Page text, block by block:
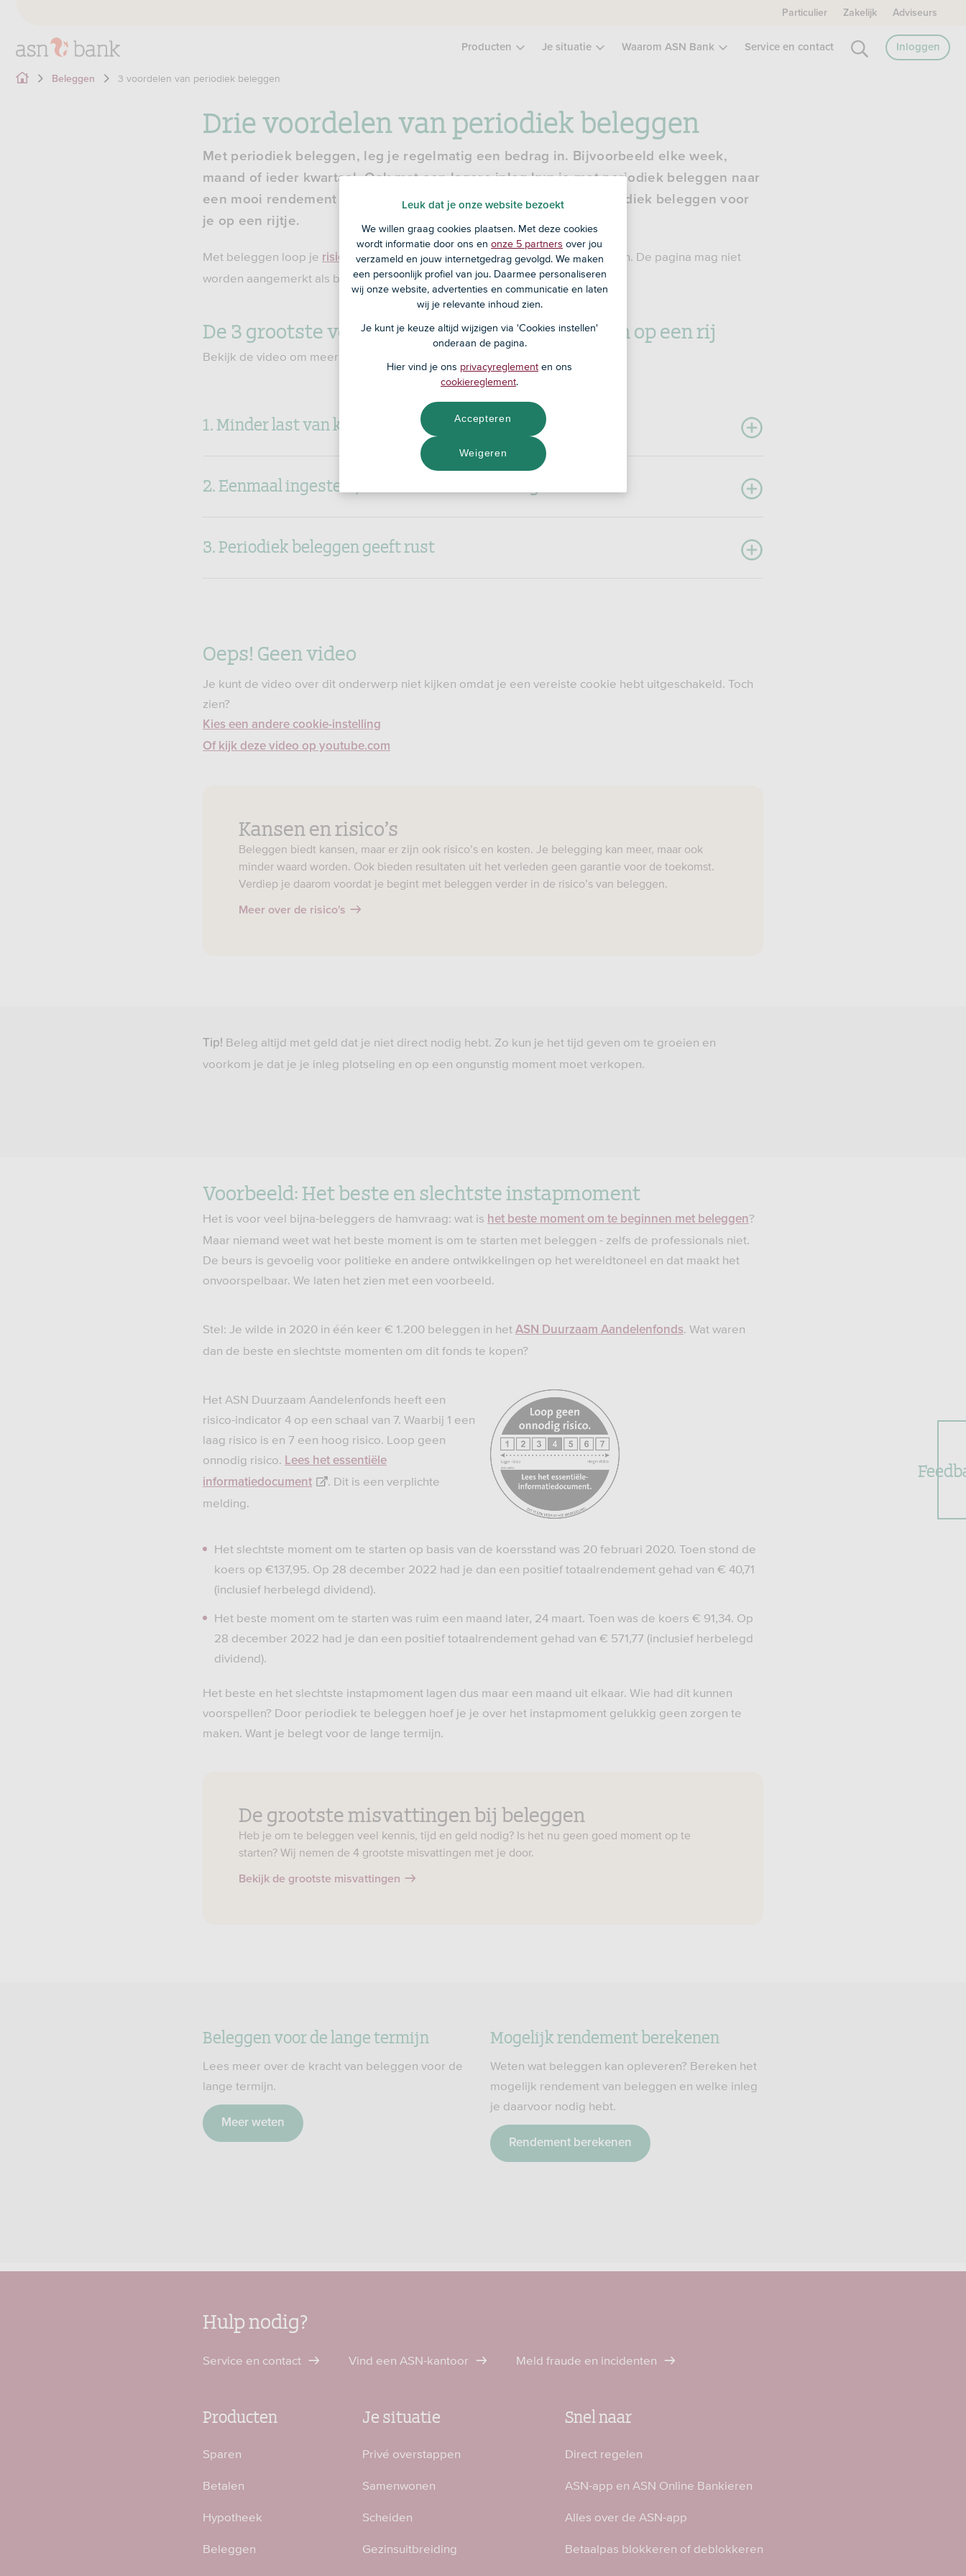
Particulier Zakelijk Adviseurs
Producten Je situatie Waarom ASN Bank Service en contact Inloggen
Beleggen 3 voordelen van periodiek beleggen
Drie voordelen van periodiek beleggen
Met periodiek beleggen, leg je regelmatig een bedrag in. Bijvoorbeeld elke week,
maand of ieder kwartaal. Ook met een lagere inleg kun je met periodiek beleggen naar
een mooi rendement toewerken. We zetten 3 voordelen van periodiek beleggen voor
je op een rijtje.
Met beleggen loop je risico en maak jekosten. Je kunt je inleg (deels) verliezen. De pagina mag niet
worden aangemerkt als beleggingsadvies.
De 3 grootste voordelen van periodiek beleggen op een rij
Bekijk de video om meer te weten te komen over de voordelen.
1. Minder last van koersschommelingen
2. Eenmaal ingesteld, betekent niet meer vergeten
3. Periodiek beleggen geeft rust
Oeps! Geen video
Je kunt de video over dit onderwerp niet kijken omdat je een vereiste cookie hebt uitgeschakeld. Toch
zien?
Kies een andere cookie-instelling
Of kijk deze video op youtube.com
Kansen en risico’s
Beleggen biedt kansen, maar er zijn ook risico’s en kosten. Je belegging kan meer, maar ook
minder waard worden. Ook bieden resultaten uit het verleden geen garantie voor de toekomst.
Verdiep je daarom voordat je begint met beleggen verder in de risico’s van beleggen.
Meer over de risico's
Tip! Beleg altijd met geld dat je niet direct nodig hebt. Zo kun je het tijd geven om te groeien en
voorkom je dat je je inleg plotseling en op een ongunstig moment moet verkopen.
Voorbeeld: Het beste en slechtste instapmoment
Het is voor veel bijna-beleggers de hamvraag: wat is het beste moment om te beginnen met beleggen?
Maar niemand weet wat het beste moment is om te starten met beleggen - zelfs de professionals niet.
De beurs is gevoelig voor politieke en andere ontwikkelingen op het wereldtoneel en dat maakt het
onvoorspelbaar. We laten het zien met een voorbeeld.
Stel: Je wilde in 2020 in één keer € 1.200 beleggen in het ASN Duurzaam Aandelenfonds. Wat waren
dan de beste en slechtste momenten om dit fonds te kopen?
Het ASN Duurzaam Aandelenfonds heeft een
risico-indicator 4 op een schaal van 7. Waarbij 1 een
laag risico is en 7 een hoog risico. Loop geen
onnodig risico. Lees het essentiële
informatiedocument
. Dit is een verplichte
melding.
Het slechtste moment om te starten op basis van de koersstand was 20 februari 2020. Toen stond de
koers op €137,95. Op 28 december 2022 had je dan een positief totaalrendement gehad van € 40,71
(inclusief herbelegd dividend).
Het beste moment om te starten was ruim een maand later, 24 maart. Toen was de koers € 91,34. Op
28 december 2022 had je dan een positief totaalrendement gehad van € 571,77 (inclusief herbelegd
dividend).
Het beste en het slechtste instapmoment lagen dus maar een maand uit elkaar. Wie had dit kunnen
voorspellen? Door periodiek te beleggen hoef je je over het instapmoment gelukkig geen zorgen te
maken. Want je belegt voor de lange termijn.
De grootste misvattingen bij beleggen
Heb je om te beleggen veel kennis, tijd en geld nodig? Is het nu geen goed moment op te
starten? Wij nemen de 4 grootste misvattingen met je door.
Bekijk de grootste misvattingen
Beleggen voor de lange termijn
Lees meer over de kracht van beleggen voor de
lange termijn.
Meer weten
Mogelijk rendement berekenen
Weten wat beleggen kan opleveren? Bereken het
mogelijk rendement van beleggen en welke inleg
je daarvoor nodig hebt.
Rendement berekenen
Hulp nodig?
Service en contact Vind een ASN-kantoor Meld fraude en incidenten
Producten
Sparen
Betalen
Hypotheek
Beleggen
Je situatie
Privé overstappen
Samenwonen
Scheiden
Gezinsuitbreiding
Snel naar
Direct regelen
ASN-app en ASN Online Bankieren
Alles over de ASN-app
Betaalpas blokkeren of deblokkeren
Leuk dat je onze website bezoekt
We willen graag cookies plaatsen. Met deze cookies
wordt informatie door ons en onze 5 partners over jou
verzameld en jouw internetgedrag gevolgd. We maken
een persoonlijk profiel van jou. Daarmee personaliseren
wij onze website, advertenties en communicatie en laten
wij je relevante inhoud zien.
Je kunt je keuze altijd wijzigen via 'Cookies instellen'
onderaan de pagina.
Hier vind je ons privacyreglement en ons
cookiereglement.
Weigeren
Accepteren